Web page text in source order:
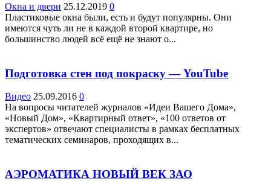
Окна и двери 25.12.2019 0
Пластиковые окна были, есть и будут популярны. Они
имеются чуть ли не в каждой второй квартире, но
большинство людей всё ещё не знают о...
Подготовка стен под покраску — YouTube
Видео 25.09.2016 0
На вопросы читателей журналов «Идеи Вашего Дома»,
«Новый Дом», «Квартирный ответ», «100 ответов от
экспертов» отвечают специалисты в рамках бесплатных
тематических семинаров, проходящих в...
АЭРОМАТИКА НОВЫЙ ВЕК ЗАО